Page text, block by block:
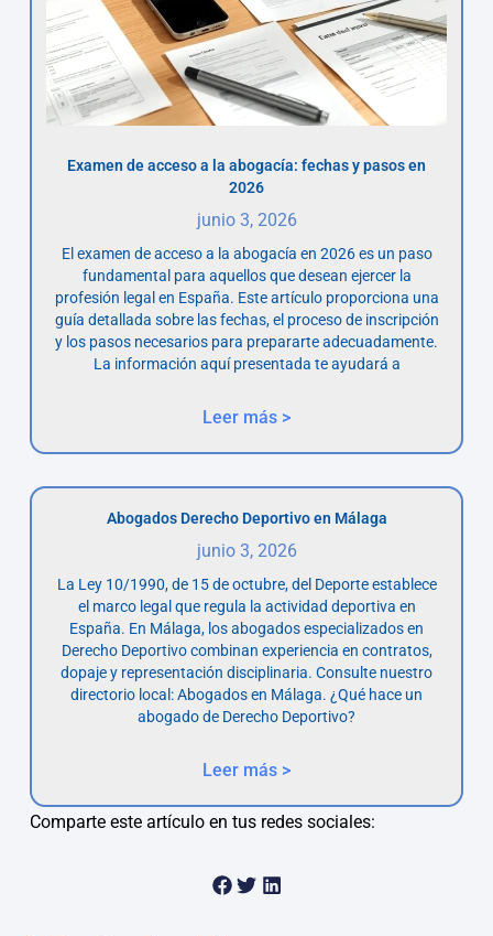
Examen de acceso a la abogacía: fechas y pasos en
2026
junio 3, 2026
El examen de acceso a la abogacía en 2026 es un paso
fundamental para aquellos que desean ejercer la
profesión legal en España. Este artículo proporciona una
guía detallada sobre las fechas, el proceso de inscripción
y los pasos necesarios para prepararte adecuadamente.
La información aquí presentada te ayudará a
Leer más >
Abogados Derecho Deportivo en Málaga
junio 3, 2026
La Ley 10/1990, de 15 de octubre, del Deporte establece
el marco legal que regula la actividad deportiva en
España. En Málaga, los abogados especializados en
Derecho Deportivo combinan experiencia en contratos,
dopaje y representación disciplinaria. Consulte nuestro
directorio local: Abogados en Málaga. ¿Qué hace un
abogado de Derecho Deportivo?
Leer más >
Comparte este artículo en tus redes sociales: